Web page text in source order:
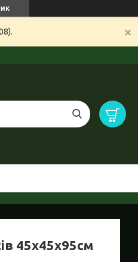
45х45х95см